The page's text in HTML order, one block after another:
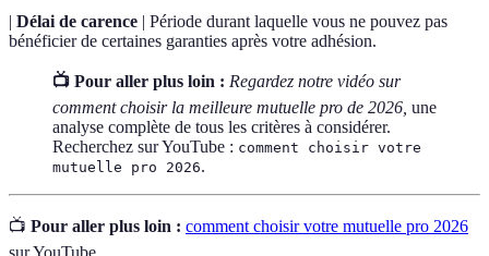
| Délai de carence | Période durant laquelle vous ne pouvez pas
bénéficier de certaines garanties après votre adhésion.
📺 Pour aller plus loin : Regardez notre vidéo sur
comment choisir la meilleure mutuelle pro de 2026, une
analyse complète de tous les critères à considérer.
Recherchez sur YouTube : comment choisir votre
mutuelle pro 2026.
📺 Pour aller plus loin : comment choisir votre mutuelle pro 2026
sur YouTube